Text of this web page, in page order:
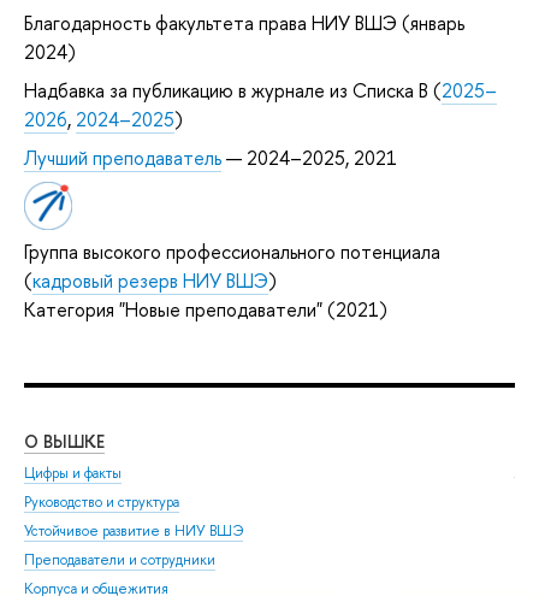
Благодарность факультета права НИУ ВШЭ (январь
2024)
Надбавка за публикацию в журнале из Списка B (2025–
2026, 2024–2025)
Лучший преподаватель— 2024–2025, 2021
Группа высокого профессионального потенциала
(кадровый резерв НИУ ВШЭ)
Категория "Новые преподаватели" (2021)
О ВЫШКЕ
Цифры и факты
Руководство и структура
Устойчивое развитие в НИУ ВШЭ
Преподаватели и сотрудники
Корпуса и общежития